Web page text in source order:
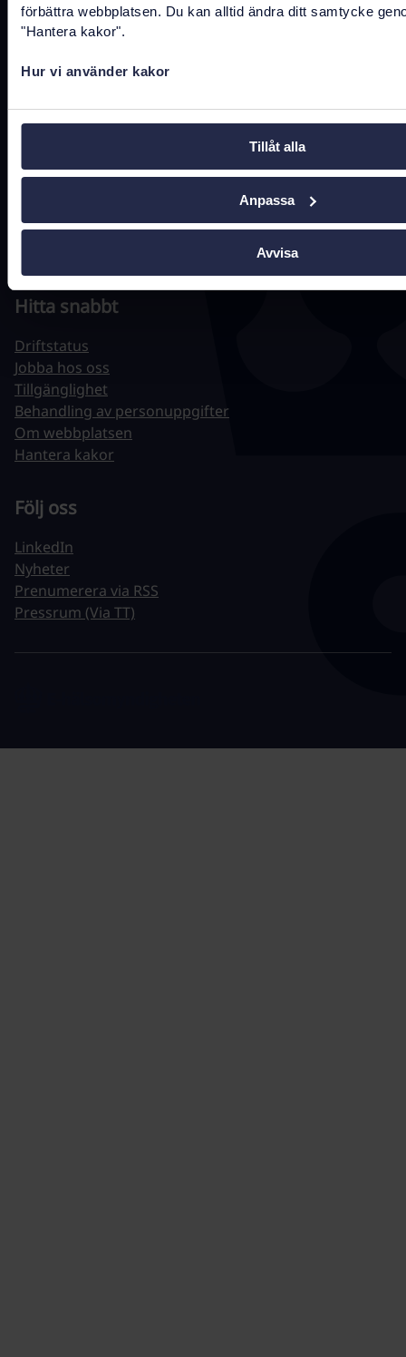
förbättra webbplatsen. Du kan alltid ändra ditt samtycke
"Hantera kakor".
Hur vi använder kakor
Tillåt alla
Anpassa
Avvisa
Kontakta oss
Tel.010-458 62 00(växel)
Tel.010-106 07 98(presstjänst)
Hitta snabbt
Driftstatus
Jobba hos oss
Tillgänglighet
Behandling av personuppgifter
Om webbplatsen
Hantera kakor
Följ oss
LinkedIn
Nyheter
Prenumerera via RSS
Pressrum (Via TT)